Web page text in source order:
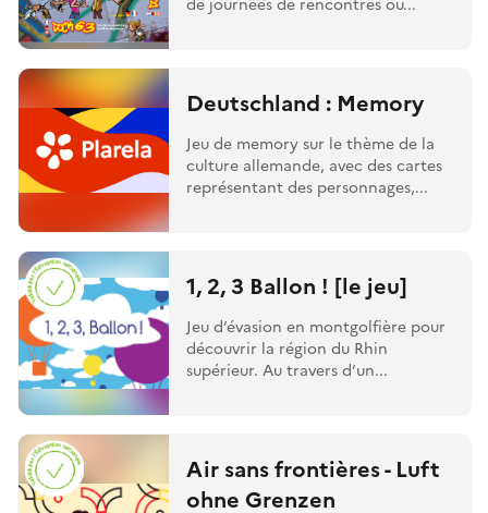
Deutschland : Memory
Jeu de memory sur le thème de la
culture allemande, avec des cartes
représentant des personnages,...
1, 2, 3 Ballon ! [le jeu]
Jeu d’évasion en montgolfière pour
découvrir la région du Rhin
supérieur. Au travers d’un...
Air sans frontières - Luft
ohne Grenzen